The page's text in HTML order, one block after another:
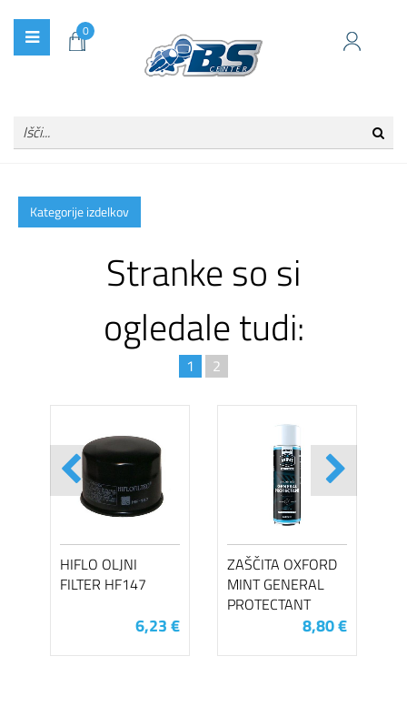
0
Kategorije izdelkov
Stranke so si
ogledale tudi:
1 2
HIFLO OLJNI
FILTER HF147
6,23 €
ZAŠČITA OXFORD
MINT GENERAL
PROTECTANT
8,80 €